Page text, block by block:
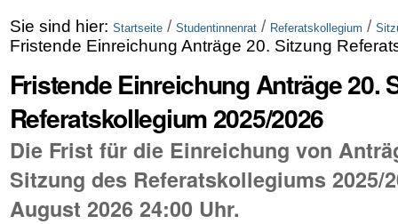
Sie sind hier: Startseite / Studentinnenrat / Referatskollegium /
Fristende Einreichung Anträge 20. Sitzung
Fristende Einreichung Anträge 20.
Referatskollegium 2025/2026
Die Frist für die Einreichung von
Sitzung des Referatskollegiums 2025/
August 2026 24:00 Uhr.